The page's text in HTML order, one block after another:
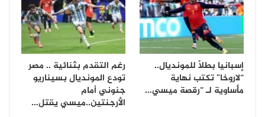
إسبانيا بطلاً للمونديال..
“لاروخا” تكتب نهاية
مأساوية لـ “رقصة ميسي…
رغم التقدم بثنائية .. مصر
تودع المونديال بسيناريو
جنوني أمام
الأرجنتين..ميسي يقتل…